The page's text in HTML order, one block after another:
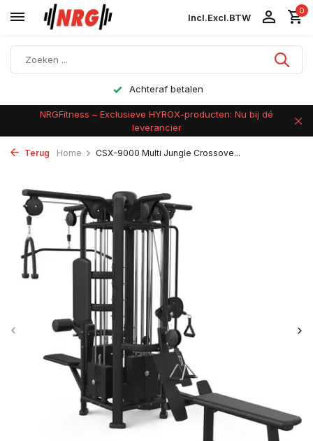
Incl.Excl.BTW
0
Achteraf betalen
NRGFitness – Exclusieve HYROX-producten: Nu bij dé
leverancier
Terug Home CSX-9000 Multi Jungle Crossove...